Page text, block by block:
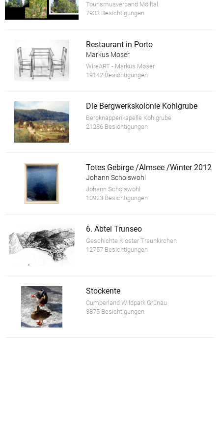
Tourismusverband Mölltal
7933 Besichtigungen
Restaurant in Porto
Markus Moser
WireART - Markus Moser
19142 Besichtigungen
Die Bergwerkskolonie Kohlgrube
Bergknappenkapelle Kohlgrube
21286 Besichtigungen
Totes Gebirge /Almsee /Winter 2012
Johann Schoiswohl
Johann Schoiswohl
10923 Besichtigungen
6. Abtei Trunseo
Geschichte Kloster Traunkirchen
12757 Besichtigungen
Stockente
Cumberland Wildpark Grünau
8875 Besichtigungen